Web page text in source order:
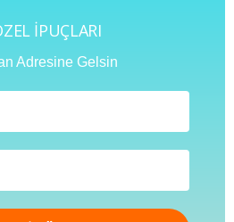
İPUÇLARI
Adresine Gelsin